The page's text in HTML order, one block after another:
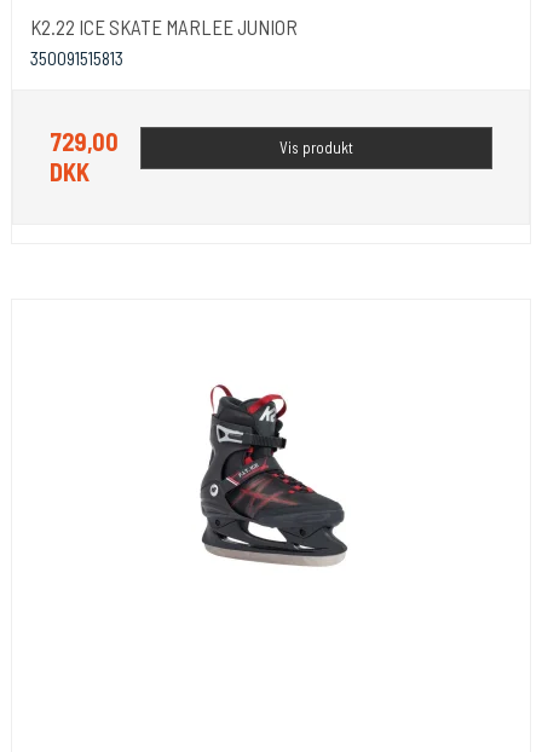
K2.22 ICE SKATE MARLEE JUNIOR
350091515813
729,00
DKK
Vis produkt